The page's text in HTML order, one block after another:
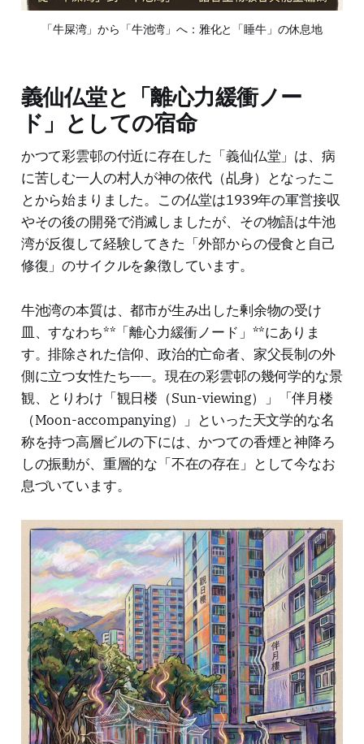
「牛屎湾」から「牛池湾」へ：雅化と「睡牛」の休息地
義仙仏堂と「離心力緩衝ノー
ド」としての宿命
かつて彩雲邨の付近に存在した「義仙仏堂」は、病
に苦しむ一人の村人が神の依代（乩身）となったこ
とから始まりました。この仏堂は1939年の軍営接収
やその後の開発で消滅しましたが、その物語は牛池
湾が反復して経験してきた「外部からの侵食と自己
修復」のサイクルを象徴しています。
牛池湾の本質は、都市が生み出した剰余物の受け
皿、すなわち**「離心力緩衝ノード」**にありま
す。排除された信仰、政治的亡命者、家父長制の外
側に立つ女性たち——。現在の彩雲邨の幾何学的な景
観、とりわけ「観日楼（Sun-viewing）」「伴月楼
（Moon-accompanying）」といった天文学的な名
称を持つ高層ビルの下には、かつての香煙と神降ろ
しの振動が、重層的な「不在の存在」として今なお
息づいています。